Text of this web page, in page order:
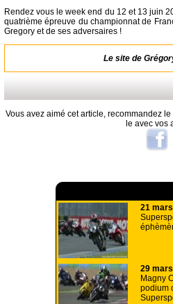
Rendez vous le week end du 12 et 13 juin
quatrième épreuve du championnat de
Gregory et de ses adversaires !
Le site de
Vous avez aimé cet article, recommandez
le avec vos
21
29
Magny
podium